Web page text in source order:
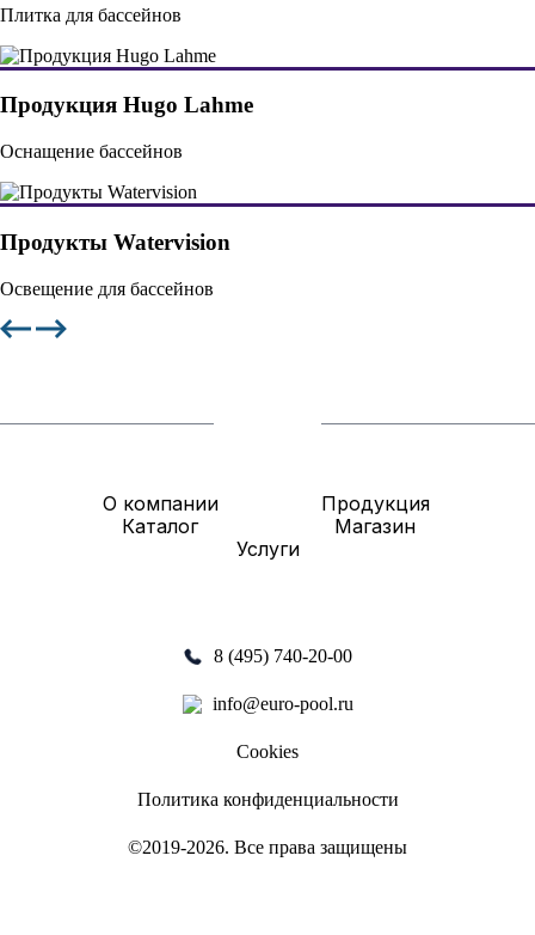
Плитка для бассейнов
Продукция Hugo Lahme
Оснащение бассейнов
Продукты Watervision
Освещение для бассейнов
О компании
Продукция
Каталог
Магазин
Услуги
8 (495) 740-20-00
info@euro-pool.ru
Cookies
Политика конфиденциальности
©2019-2026. Все права защищены